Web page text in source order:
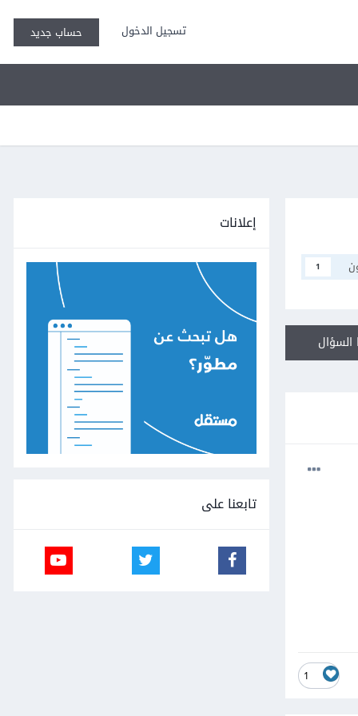
تسجيل الدخول حساب جديد
1
1
إعلانات
تابعنا على